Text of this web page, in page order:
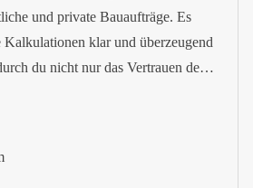
und private Bauaufträge. Es
klar und überzeugend
du nicht nur das Vertrauen der
legst.